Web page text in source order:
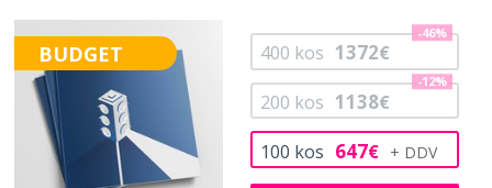
BUDGET
100 kos 647€
200 kos 1138€
-12%
400 kos 1372€
-46%